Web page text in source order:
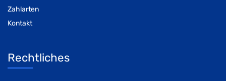
Zahlarten
Kontakt
Rechtliches